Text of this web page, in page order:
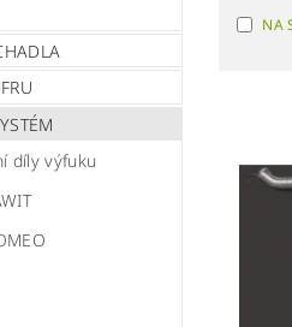
díly výfuku
NA